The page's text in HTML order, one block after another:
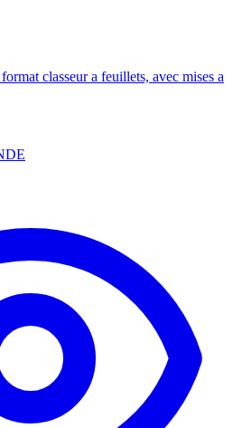
classeur a feuillets, avec mises a